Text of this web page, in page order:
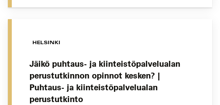
HELSINKI
Jäikö puhtaus- ja kiinteistöpalvelualan
perustutkinnon opinnot kesken? |
Puhtaus- ja kiinteistöpalvelualan
perustutkinto